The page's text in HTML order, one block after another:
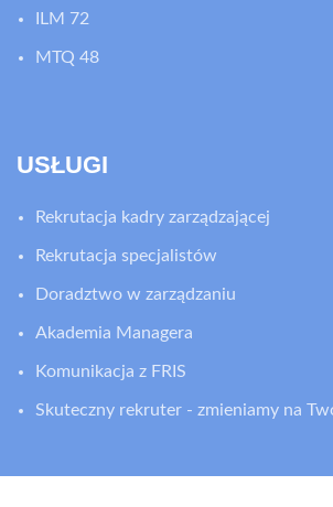
ILM 72
MTQ 48
USŁUGI
Rekrutacja kadry zarządzającej
Rekrutacja specjalistów
Doradztwo w zarządzaniu
Akademia Managera
Komunikacja z FRIS
Skuteczny rekruter - zmieniamy na